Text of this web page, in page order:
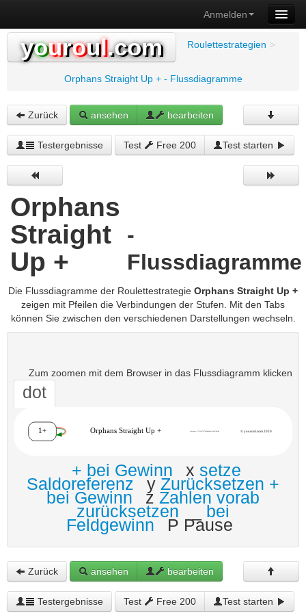
Anmelden
youroul.com Roulettestrategien >
Orphans Straight Up + - Flussdiagramme
Zurück ansehen bearbeiten
Testergebnisse Test Free 200 Test starten
Orphans
Straight
Up +
-
Flussdiagramme
Die Flussdiagramme der Roulettestrategie Orphans Straight Up +
zeigen mit Pfeilen die Verbindungen der Stufen. Mit den Tabs
können Sie zwischen den verschiedenen Darstellungen wechseln.
Zum zoomen mit dem Browser in das Flussdiagramm klicken
dot
+ bei Gewinn x setze
Saldoreferenz yZurücksetzen +
bei Gewinn zZahlen vorab
zurücksetzen bei
Feldgewinn P Pause
Zurück ansehen bearbeiten
Testergebnisse Test Free 200 Test starten